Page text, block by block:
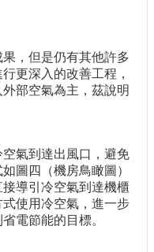
，但是仍有其他許多
更深入的改善工程，
部空氣為主，茲說明
氣到達出風口，避免
圖四（機房鳥瞰圖）
導引冷空氣到達機櫃
使用冷空氣，進一步
電節能的目標。